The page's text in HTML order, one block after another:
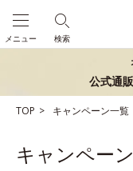
検索
メニュー
公式通
TOP キャンペーン一覧
キャンペー